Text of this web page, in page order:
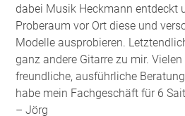
dabei Musik Heckmann entdeckt
Proberaum vor Ort diese und
Modelle ausprobieren.
ganz andere Gitarre zu mir.
freundliche, ausführliche
habe mein Fachgeschäft für 6
– Jörg